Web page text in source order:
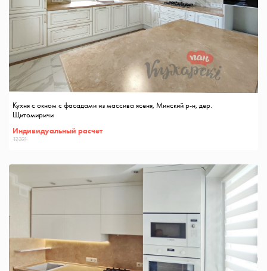
Кухня с окном с фасадами из массива ясеня, Минский р-н, дер.
Щитомиричи
Индивидуальный расчет
12321